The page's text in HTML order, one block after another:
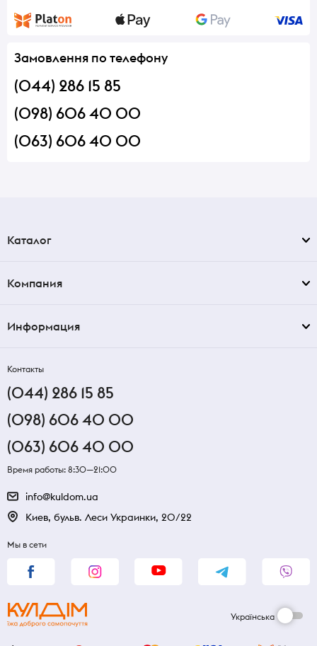
Замовлення по телефону
(044) 286 15 85
(098) 606 40 00
(063) 606 40 00
Каталог
Компания
Информация
Контакты
(044) 286 15 85
(098) 606 40 00
(063) 606 40 00
Время работы: 8:30—21:00
info@kuldom.ua
Киев, бульв. Леси Украинки, 20/22
Мы в сети
Українська